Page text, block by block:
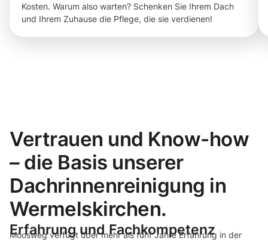
Kosten. Warum also warten? Schenken Sie Ihrem Dach
und Ihrem Zuhause die Pflege, die sie verdienen!
Vertrauen und Know-how
– die Basis unserer
Dachrinnenreinigung in
Wermelskirchen.
Erfahrung und Fachkompetenz
Moosweg verfügt über mehr als fünf Jahre Erfahrung in der